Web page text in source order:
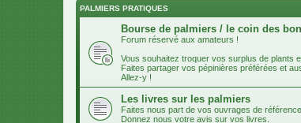
PALMIERS PRATIQUES
Bourse de palmiers / le coin des
Forum réservé aux amateurs !
Vous souhaitez troquer vos surplus de plants
Faites partager vos pépinières préférées et
Allez-y !
Les livres sur les palmiers
Faites nous part de vos ouvrages de
Donnez nous votre avis sur vos livres.